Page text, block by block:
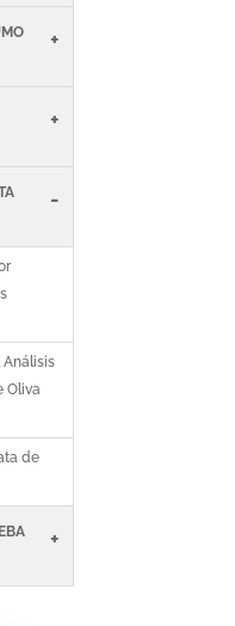
+
+
-
Análisis
Oliva
de
+